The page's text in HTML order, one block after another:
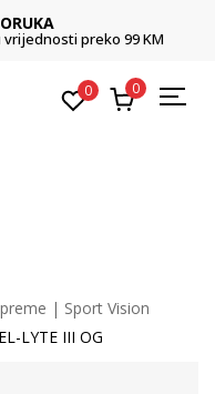
preko 99 KM
0 0
| Sport Vision
LYTE III OG